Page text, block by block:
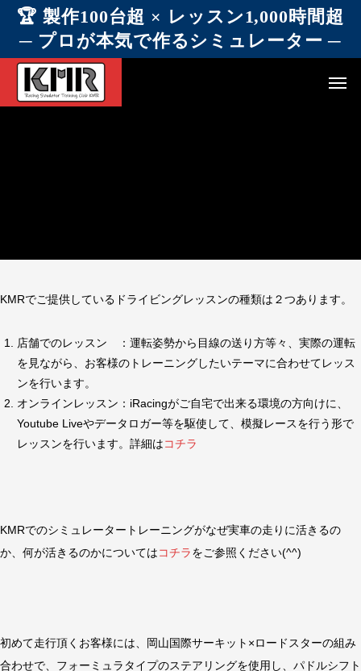
🏆 製作100台超 × レッスン1,000時間超
─ プロが本気で作るシミュレーター ─
KMRでご提供しているドライビングレッスンの種類は２つあります。
店舗でのレッスン ：運転姿勢から目線の送り方等々、実際の運転
を見ながら、お客様のトレーニングしたいテーマに合わせてレッス
ンを行います。
オンラインレッスン：iRacingがご自宅で出来る環境の方向けに、
Youtube Liveやデータロガー等を駆使して、模擬レースを行う形で
レッスンを行います。詳細はコチラ
KMRでのシミュレータートレーニングがなぜ実車の走りに活きるの
か、何が活きるのかについてはコチラをご参照ください(^^)
初めて走行頂くお客様には、岡山国際サーキット×ロードスターの組み
合わせで、フォーミュラタイプのステアリングを使用し、パドルシフト